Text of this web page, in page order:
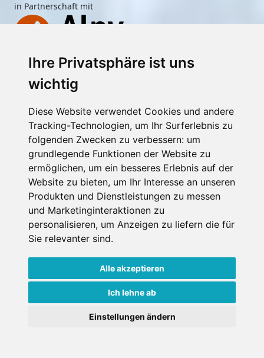
Ihre Privatsphäre ist uns
wichtig
Diese Website verwendet Cookies und andere
Tracking-Technologien, um Ihr Surferlebnis zu
folgenden Zwecken zu verbessern: um
grundlegende Funktionen der Website zu
ermöglichen, um ein besseres Erlebnis auf der
Website zu bieten, um Ihr Interesse an unseren
Produkten und Dienstleistungen zu messen
und Marketinginteraktionen zu
personalisieren, um Anzeigen zu liefern die für
Sie relevanter sind.
Alle akzeptieren
Ich lehne ab
Einstellungen ändern
Ort
Erster Miettag
Letzter Miettag
1
Erwachsene
über 18 Jahre bei Mietantritt
0
Kinder
unter 18 Jahre bei Mietantritt
in Partnerschaft mit